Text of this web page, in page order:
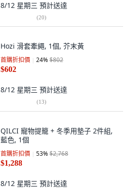
8/12 星期三 預計送達
(20)
Hozi 滑套牽繩, 1個, 芥末黃
首購折扣價 24%$802
$602
8/12 星期三 預計送達
(13)
QILCI 寵物提籠 + 冬季用墊子 2件組,
藍色, 1個
首購折扣價 53%$2,768
$1,288
8/12 星期三 預計送達